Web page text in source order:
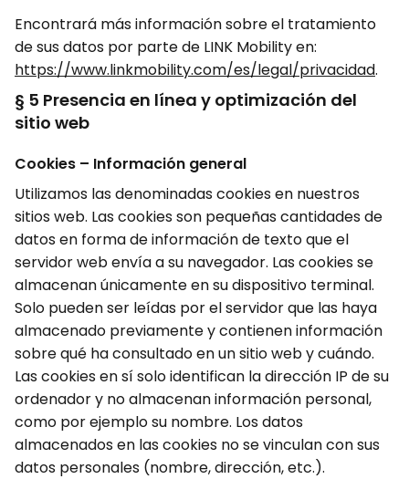
Encontrará más información sobre el tratamiento
de sus datos por parte de LINK Mobility en:
https://www.linkmobility.com/es/legal/privacidad.
§ 5 Presencia en línea y optimización del
sitio web
Cookies – Información general
Utilizamos las denominadas cookies en nuestros
sitios web. Las cookies son pequeñas cantidades de
datos en forma de información de texto que el
servidor web envía a su navegador. Las cookies se
almacenan únicamente en su dispositivo terminal.
Solo pueden ser leídas por el servidor que las haya
almacenado previamente y contienen información
sobre qué ha consultado en un sitio web y cuándo.
Las cookies en sí solo identifican la dirección IP de su
ordenador y no almacenan información personal,
como por ejemplo su nombre. Los datos
almacenados en las cookies no se vinculan con sus
datos personales (nombre, dirección, etc.).